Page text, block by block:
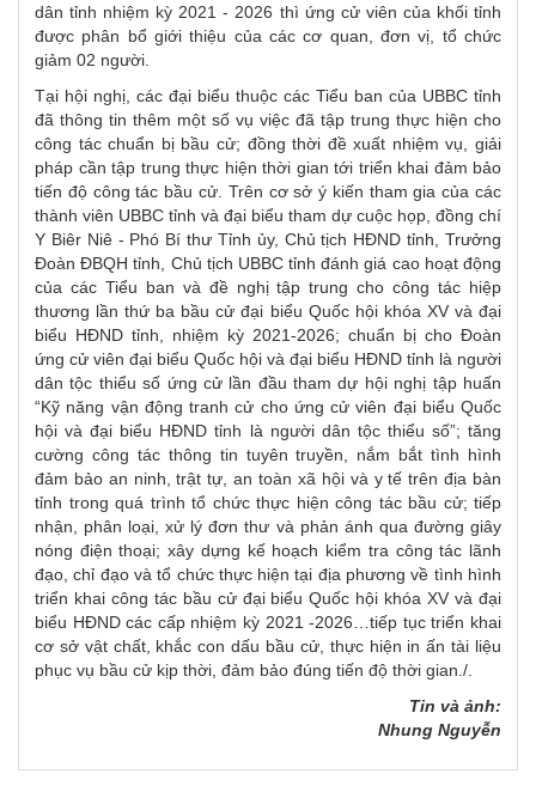
dân tỉnh nhiệm kỳ 2021 - 2026 thì ứng cử viên của khối tỉnh
được phân bổ giới thiệu của các cơ quan, đơn vị, tổ chức
giảm 02 người.
Tại hội nghị, các đại biểu thuộc các Tiểu ban của UBBC tỉnh
đã thông tin thêm một số vụ việc đã tập trung thực hiện cho
công tác chuẩn bị bầu cử; đồng thời đề xuất nhiệm vụ, giải
pháp cần tập trung thực hiện thời gian tới triển khai đảm bảo
tiến độ công tác bầu cử. Trên cơ sở ý kiến tham gia của các
thành viên UBBC tỉnh và đại biểu tham dự cuộc họp, đồng chí
Y Biêr Niê - Phó Bí thư Tỉnh ủy, Chủ tịch HĐND tỉnh, Trưởng
Đoàn ĐBQH tỉnh, Chủ tịch UBBC tỉnh đánh giá cao hoạt động
của các Tiểu ban và đề nghị tập trung cho công tác hiệp
thương lần thứ ba bầu cử đại biểu Quốc hội khóa XV và đại
biểu HĐND tỉnh, nhiệm kỳ 2021-2026; chuẩn bị cho Đoàn
ứng cử viên đại biểu Quốc hội và đại biểu HĐND tỉnh là người
dân tộc thiểu số ứng cử lần đầu tham dự hội nghị tập huấn
“Kỹ năng vận động tranh cử cho ứng cử viên đại biểu Quốc
hội và đại biểu HĐND tỉnh là người dân tộc thiểu số”; tăng
cường công tác thông tin tuyên truyền, nắm bắt tình hình
đảm bảo an ninh, trật tự, an toàn xã hội và y tế trên địa bàn
tỉnh trong quá trình tổ chức thực hiện công tác bầu cử; tiếp
nhận, phân loại, xử lý đơn thư và phản ánh qua đường giây
nóng điện thoại; xây dựng kế hoạch kiểm tra công tác lãnh
đạo, chỉ đạo và tổ chức thực hiện tại địa phương về tình hình
triển khai công tác bầu cử đại biểu Quốc hội khóa XV và đại
biểu HĐND các cấp nhiệm kỳ 2021 -2026…tiếp tục triển khai
cơ sở vật chất, khắc con dấu bầu cử, thực hiện in ấn tài liệu
phục vụ bầu cử kịp thời, đảm bảo đúng tiến độ thời gian./.
Tin và ảnh:
Nhung Nguyễn